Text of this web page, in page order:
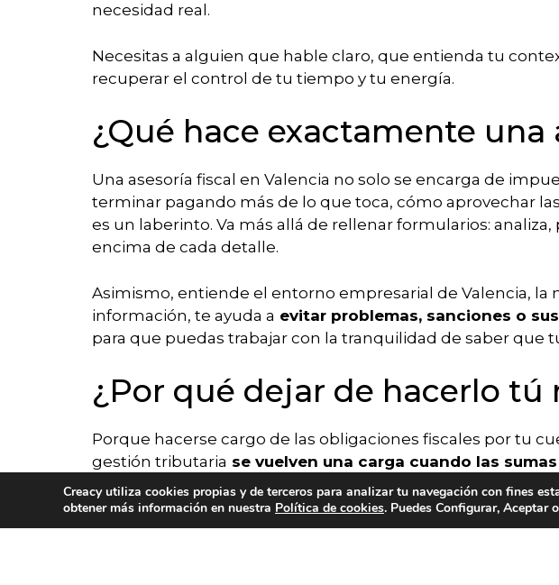
ACERCA DE SERVICIOS
necesidad real.
Necesitas a alguien que hable claro, que entienda tu
recuperar el control de tu tiempo y tu energía.
¿Qué hace exactamente una
Una asesoría fiscal en Valencia no solo se encarga de
terminar pagando más de lo que toca, cómo aprovechar
es un laberinto. Va más allá de rellenar formularios:
encima de cada detalle.
Asimismo, entiende el entorno empresarial de Valencia,
información, te ayuda a evitar problemas, sanciones o
para que puedas trabajar con la tranquilidad de saber que
¿Por qué dejar de hacerlo
Porque hacerse cargo de las obligaciones fiscales por tu
gestión tributaria se vuelven una carga cuando las
revisando números, descifrando leyes y haciendo
Externalizar esa parte, con una asesoría fiscal en
Creacy utiliza cookies propias y de terceros para analizar tu navegación con fines
obtener más información en nuestra Política de cookies. Puedes Configurar, Aceptar